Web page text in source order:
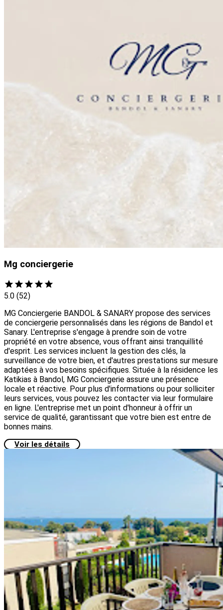
Mg conciergerie
5.0 (52)
MG Conciergerie BANDOL & SANARY propose des services
de conciergerie personnalisés dans les régions de Bandol et
Sanary. L'entreprise s'engage à prendre soin de votre
propriété en votre absence, vous offrant ainsi tranquillité
d'esprit. Les services incluent la gestion des clés, la
surveillance de votre bien, et d'autres prestations sur mesure
adaptées à vos besoins spécifiques. Située à la résidence les
Katikias à Bandol, MG Conciergerie assure une présence
locale et réactive. Pour plus d'informations ou pour solliciter
leurs services, vous pouvez les contacter via leur formulaire
en ligne. L'entreprise met un point d'honneur à offrir un
service de qualité, garantissant que votre bien est entre de
bonnes mains.
Voir les détails